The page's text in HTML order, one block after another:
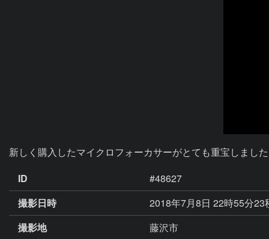
新しく購入したマイクロフォーカサーがとても重宝しまし
ID
#48627
撮影日時
2018年7月8日 22時55分23
撮影地
藤沢市